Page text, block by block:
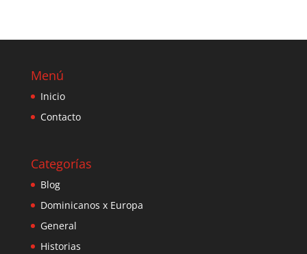
Menú
Inicio
Contacto
Categorías
Blog
Dominicanos x Europa
General
Historias